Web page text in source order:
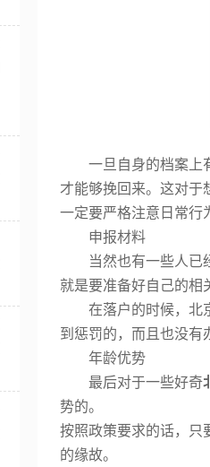
一旦自身的档案上
才能够挽回来。这对于
一定要严格注意日常行
申报材料
当然也有一些人已
就是要准备好自己的相
在落户的时候，北
到惩罚的，而且也没有
年龄优势
最后对于一些好奇
势的。
按照政策要求的话，只
的缘故。